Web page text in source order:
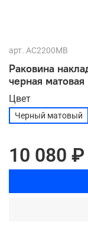
арт. AC2200MB
Раковина
черная матовая
Цвет
Черный матовый
10 080 ₽